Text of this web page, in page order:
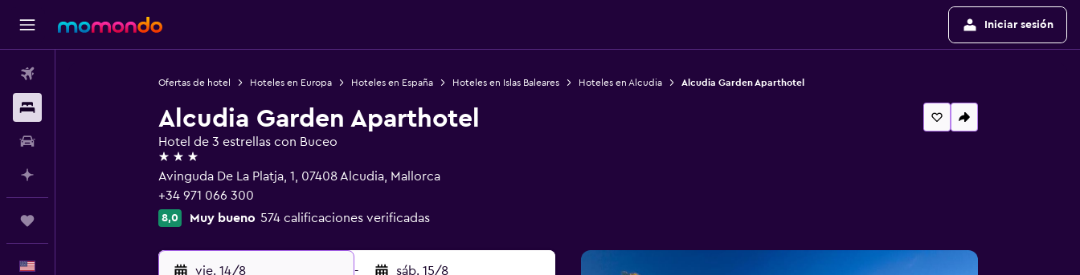
Iniciar sesión
Ofertas de hotel Hoteles en Europa Hoteles en España Hoteles en Islas Baleares Hoteles en Alcudia Alcudia Garden Aparthotel
Alcudia Garden Aparthotel
Hotel de 3 estrellas con Buceo
3 estrellas
Avinguda De La Platja, 1, 07408 Alcudia, Mallorca
+34 971 066 300
8,0 Muy bueno 574 calificaciones verificadas
vie. 14/8 - sáb. 15/8